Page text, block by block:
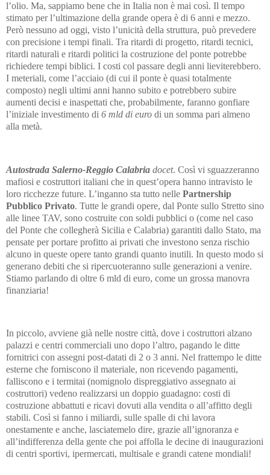
l’olio. Ma, sappiamo bene che in Italia non è mai così. Il tempo
stimato per l’ultimazione della grande opera è di 6 anni e mezzo.
Però nessuno ad oggi, visto l’unicità della struttura, può prevedere
con precisione i tempi finali. Tra ritardi di progetto, ritardi tecnici,
ritardi naturali e ritardi politici la costruzione del ponte potrebbe
richiedere tempi biblici. I costi col passare degli anni lieviterebbero.
I meteriali, come l’acciaio (di cui il ponte è quasi totalmente
composto) negli ultimi anni hanno subito e potrebbero subire
aumenti decisi e inaspettati che, probabilmente, faranno gonfiare
l’iniziale investimento di 6 mld di euro di un somma pari almeno
alla metà.
Autostrada Salerno-Reggio Calabria docet. Così vi sguazzeranno
mafiosi e costruttori italiani che in quest’opera hanno intravisto le
loro ricchezze future. L’inganno sta tutto nelle Partnership
Pubblico Privato. Tutte le grandi opere, dal Ponte sullo Stretto sino
alle linee TAV, sono costruite con soldi pubblici o (come nel caso
del Ponte che collegherà Sicilia e Calabria) garantiti dallo Stato, ma
pensate per portare profitto ai privati che investono senza rischio
alcuno in queste opere tanto grandi quanto inutili. In questo modo si
generano debiti che si ripercuoteranno sulle generazioni a venire.
Stiamo parlando di oltre 6 mld di euro, come un grossa manovra
finanziaria!
In piccolo, avviene già nelle nostre città, dove i costruttori alzano
palazzi e centri commerciali uno dopo l’altro, pagando le ditte
fornitrici con assegni post-datati di 2 o 3 anni. Nel frattempo le ditte
esterne che forniscono il materiale, non ricevendo pagamenti,
falliscono e i termitai (nomignolo dispreggiativo assegnato ai
costruttori) vedeno realizzarsi un doppio guadagno: costi di
costruzione abbattuti e ricavi dovuti alla vendita o all’affitto degli
stabili. Così si fanno i miliardi, sulle spalle di chi lavora
onestamente e anche, lasciatemelo dire, grazie all’ignoranza e
all’indifferenza della gente che poi affolla le decine di inaugurazioni
di centri sportivi, ipermercati, multisale e grandi catene mondiali!